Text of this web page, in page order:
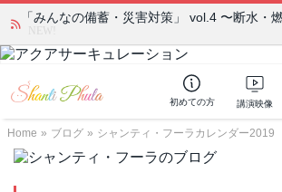
「みんなの備蓄・災害対策」 vol.4 〜断水・
NEW!
初めての方 講演映像
Home » ブログ » シャンティ・フーラカレンダー2019